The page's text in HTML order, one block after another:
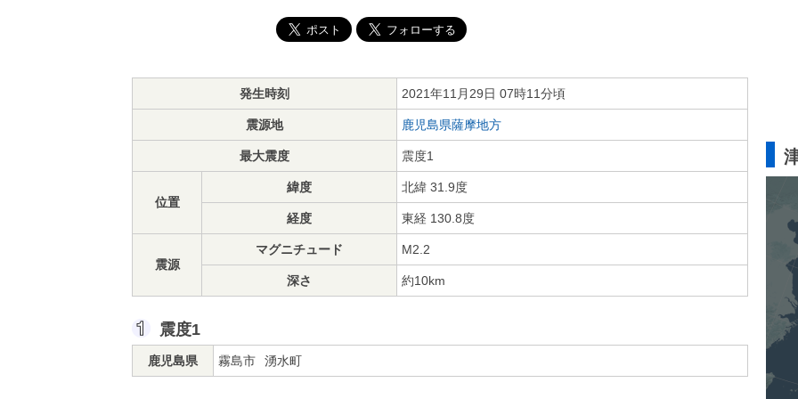
発生時刻 2021年11月29日 07時11分頃
震源地 鹿児島県薩摩地方
最大震度 震度1
位置
緯度 北緯 31.9度
経度 東経 130.8度
震源
マグニチュード M2.2
深さ 約10km
震度1
鹿児島県 霧島市 湧水町